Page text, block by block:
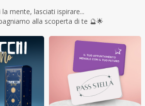
la mente, lasciati ispirare...
alla scoperta di te 🔮🌟